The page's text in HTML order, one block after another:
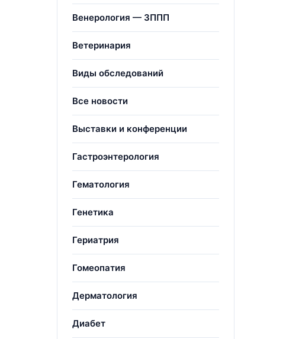
Венерология — ЗППП
Ветеринария
Виды обследований
Все новости
Выставки и конференции
Гастроэнтерология
Гематология
Генетика
Гериатрия
Гомеопатия
Дерматология
Диабет